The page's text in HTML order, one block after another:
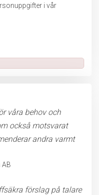
i vår
våra behov och
också motsvarat
andra varmt
AB
förslag på talare